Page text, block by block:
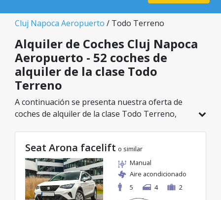
Cluj Napoca Aeropuerto / Todo Terreno
Alquiler de Coches Cluj Napoca
Aeropuerto - 52 coches de
alquiler de la clase Todo
Terreno
A continuación se presenta nuestra oferta de
coches de alquiler de la clase Todo Terreno,
elegir el modelo ideal de la categoría
seleccionada, con tarifas excelentes desde solo
23€/día.
Seat Arona facelift o similar
Manual
Aire acondicionado
5
4 2